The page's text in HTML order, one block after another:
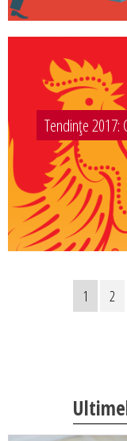
Tendințe 2017:
1 2